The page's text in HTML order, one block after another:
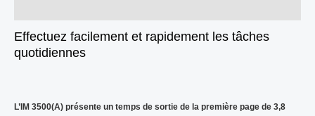
Effectuez facilement et rapidement les tâches
quotidiennes
L’IM 3500(A) présente un temps de sortie de la première page de 3,8